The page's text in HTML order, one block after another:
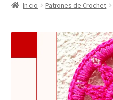
Preguntas Frecuentes
Inicio Patrones de Crochet